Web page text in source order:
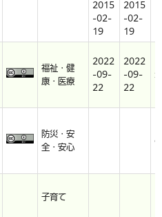
2015
-02-
19
2015
-02-
19
福祉・健
康・医療
2022
-09-
22
2022
-09-
22
防災・安
全・安心
子育て